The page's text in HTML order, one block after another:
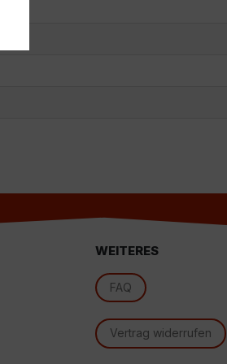
WEITERES
FAQ
Vertrag widerrufen